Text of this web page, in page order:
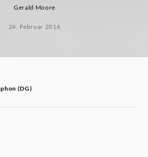
Gerald Moore
26. Februar 2016
(DG)